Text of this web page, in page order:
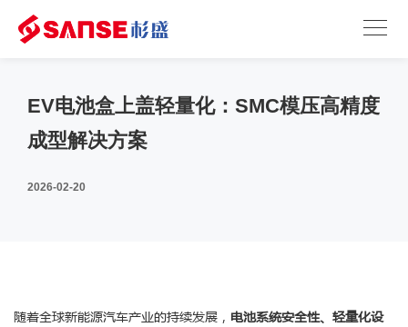
‌EV电池盒上盖轻量化：SMC模压高精度
成型解决方案
2026-02-20
随着全球新能源汽车产业的持续发展， 电池系统安全性、轻量化设